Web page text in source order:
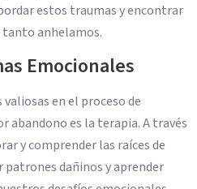
estos traumas y encontrar
anhelamos.
Emocionales
en el proceso de
abandono es la terapia. A través
y comprender las raíces de
dañinos y aprender